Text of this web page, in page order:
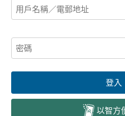
用戶名稱／電郵地址
密碼*
登入
以智方